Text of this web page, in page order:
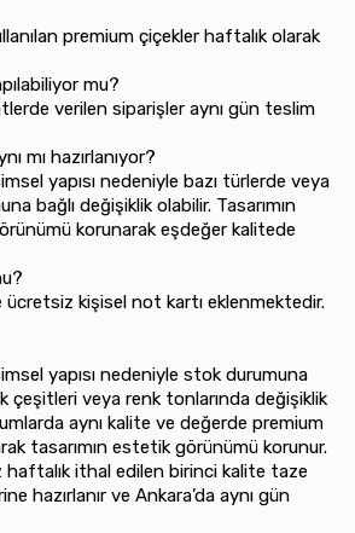
premium çiçekler haftalık olarak
mu?
verilen siparişler aynı gün teslim
mı hazırlanıyor?
yapısı nedeniyle bazı türlerde veya
bağlı değişiklik olabilir. Tasarımın
korunarak eşdeğer kalitede
ücretsiz kişisel not kartı eklenmektedir.
yapısı nedeniyle stok durumuna
çeşitleri veya renk tonlarında değişiklik
aynı kalite ve değerde premium
tasarımın estetik görünümü korunur.
haftalık ithal edilen birinci kalite taze
hazırlanır ve Ankara’da aynı gün